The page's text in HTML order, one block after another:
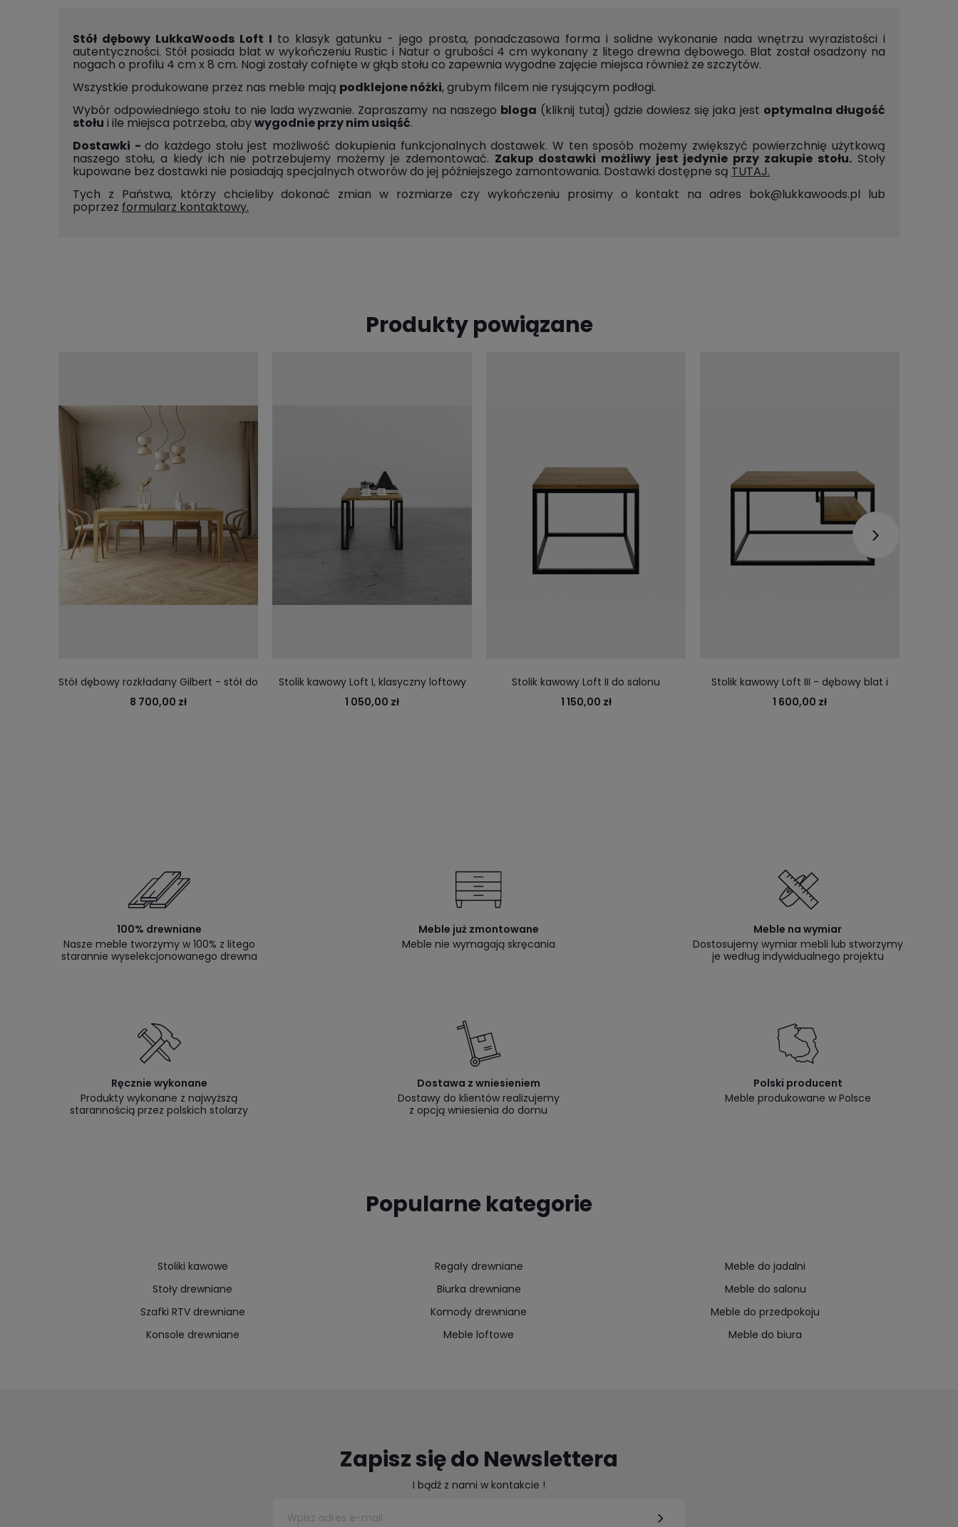
Stół dębowy LukkaWoods Loft I to klasyk gatunku - jego prosta, ponadczasowa forma i solidne wykonanie nada wnętrzu wyrazistości i
autentyczności. Stół posiada blat w wykończeniu Rustic i Natur o grubości 4 cm wykonany z litego drewna dębowego. Blat został osadzony na
nogach o profilu 4 cm x 8 cm. Nogi zostały cofnięte w głąb stołu co zapewnia wygodne zajęcie miejsca również ze szczytów.
Wszystkie produkowane przez nas meble mają podklejone nóżki, grubym filcem nie rysującym podłogi.
Wybór odpowiedniego stołu to nie lada wyzwanie. Zapraszamy na naszego bloga (kliknij tutaj) gdzie dowiesz się jaka jest optymalna długość
stołu i ile miejsca potrzeba, abywygodnie przy nim usiąść.
Dostawki -do każdego stołu jest możliwość dokupienia funkcjonalnych dostawek. W ten sposób możemy zwiększyć powierzchnię użytkową
naszego stołu, a kiedy ich nie potrzebujemy możemy je zdemontować. Zakup dostawki możliwy jest jedynie przy zakupie stołu. Stoły
kupowane bez dostawki nie posiadają specjalnych otworów do jej późniejszego zamontowania. Dostawki dostępne są TUTAJ.
Tych z Państwa, którzy chcieliby dokonać zmian w rozmiarze czy wykończeniu prosimy o kontakt na adres bok@lukkawoods.pl lub
poprzez formularz kontaktowy.
Produkty powiązane
Stół dębowy rozkładany Gilbert - stół do
jadalni lub salonu
8 700,00 zł
Stolik kawowy Loft I, klasyczny loftowy
stolik do salonu
1 050,00 zł
Stolik kawowy Loft II do salonu
utrzymany w modnym loftowym
1 150,00 zł
Stolik kawowy Loft III - dębowy blat i
loftowy stelarz z wygodną półką pod
1 600,00 zł
100% drewniane
Nasze meble tworzymy w 100% z litego
starannie wyselekcjonowanego drewna
Meble już zmontowane
Meble nie wymagają skręcania
Meble na wymiar
Dostosujemy wymiar mebli lub stworzymy
je według indywidualnego projektu
Ręcznie wykonane
Produkty wykonane z najwyższą
starannością przez polskich stolarzy
Dostawa z wniesieniem
Dostawy do klientów realizujemy
z opcją wniesienia do domu
Polski producent
Meble produkowane w Polsce
Popularne kategorie
Stoliki kawowe
Stoły drewniane
Szafki RTV drewniane
Konsole drewniane
Regały drewniane
Biurka drewniane
Komody drewniane
Meble loftowe
Meble do jadalni
Meble do salonu
Meble do przedpokoju
Meble do biura
Zapisz się do Newslettera
I bądź z nami w kontakcie !